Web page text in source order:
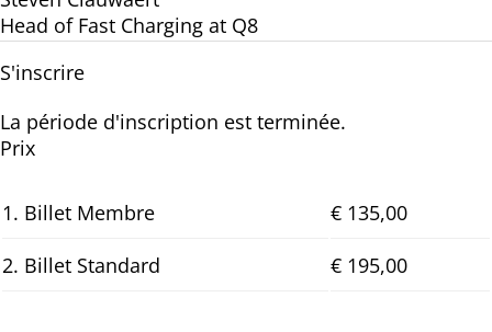
Head of Fast Charging at Q8
S'inscrire
La période d'inscription est terminée.
Prix
1. Billet Membre
€ 135,00
2. Billet Standard
€ 195,00